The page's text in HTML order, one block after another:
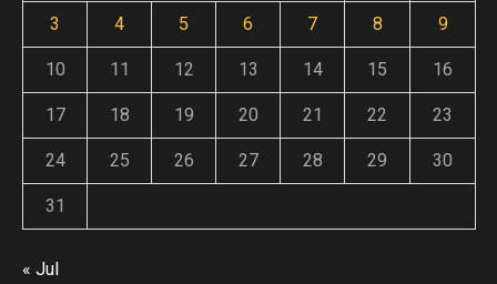
3 4 5 6 7 8 9
10 11 12 13 14 15 16
17 18 19 20 21 22 23
24 25 26 27 28 29 30
31
« Jul